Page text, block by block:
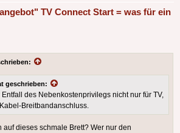
TV Connect Start = was für ein
geschrieben:
des Nebenkostenprivilegs nicht nur für TV,
Breitbandanschluss.
auf dieses schmale Brett? Wer nur den